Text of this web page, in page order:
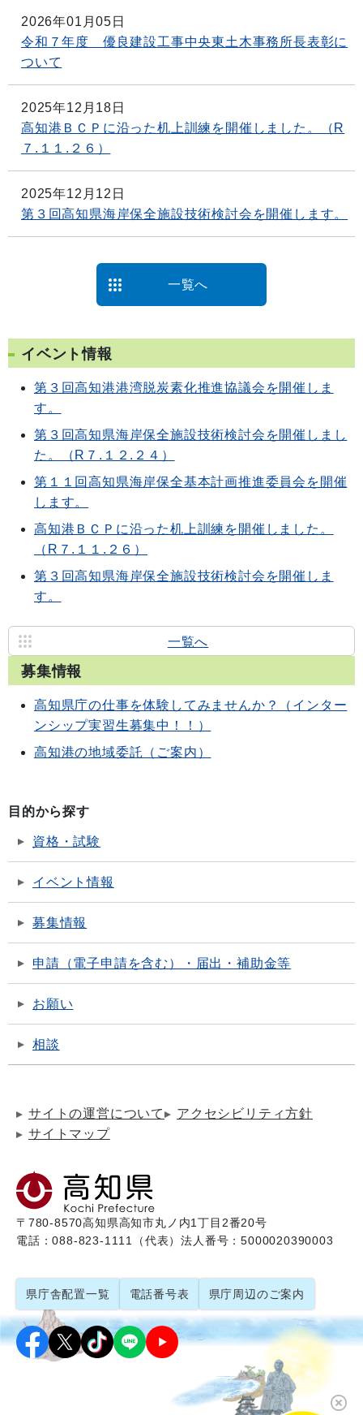
2026年01月05日
令和７年度 優良建設工事中央東土木事務所長表彰に
ついて
2025年12月18日
高知港ＢＣＰに沿った机上訓練を開催しました。（R
７.１１.２６）
2025年12月12日
第３回高知県海岸保全施設技術検討会を開催します。
一覧へ
イベント情報
第３回高知港港湾脱炭素化推進協議会を開催しま
す。
第３回高知県海岸保全施設技術検討会を開催しまし
た。（R７.１２.２４）
第１１回高知県海岸保全基本計画推進委員会を開催
します。
高知港ＢＣＰに沿った机上訓練を開催しました。
（R７.１１.２６）
第３回高知県海岸保全施設技術検討会を開催しま
す。
一覧へ
募集情報
高知県庁の仕事を体験してみませんか？（インター
ンシップ実習生募集中！！）
高知港の地域委託（ご案内）
目的から探す
資格・試験
イベント情報
募集情報
申請（電子申請を含む）・届出・補助金等
お願い
相談
サイトの運営について
アクセシビリティ方針
サイトマップ
〒780-8570高知県高知市丸ノ内1丁目2番20号
電話：088-823-1111（代表）法人番号：5000020390003
県庁舎配置一覧 電話番号表 県庁周辺のご案内